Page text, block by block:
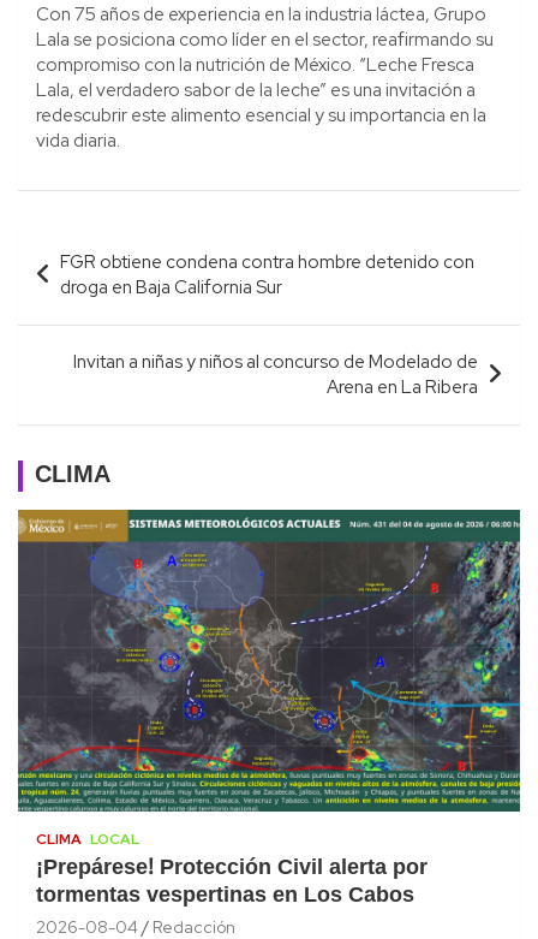
Con 75 años de experiencia en la industria láctea, Grupo
Lala se posiciona como líder en el sector, reafirmando su
compromiso con la nutrición de México. “Leche Fresca
Lala, el verdadero sabor de la leche” es una invitación a
redescubrir este alimento esencial y su importancia en la
vida diaria.
Navegación
de
entradas
FGR obtiene condena contra hombre detenido con
droga en Baja California Sur
Invitan a niñas y niños al concurso de Modelado de
Arena en La Ribera
CLIMA
CLIMA LOCAL
¡Prepárese! Protección Civil alerta por
tormentas vespertinas en Los Cabos
2026-08-04 Redacción